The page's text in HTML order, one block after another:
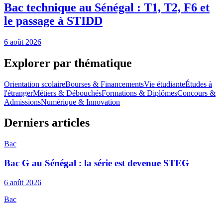
Bac technique au Sénégal : T1, T2, F6 et
le passage à STIDD
6 août 2026
Explorer par thématique
Orientation scolaireBourses & FinancementsVie étudianteÉtudes à
l'étrangerMétiers & DébouchésFormations & DiplômesConcours &
AdmissionsNumérique & Innovation
Derniers articles
Bac
Bac G au Sénégal : la série est devenue STEG
6 août 2026
Bac